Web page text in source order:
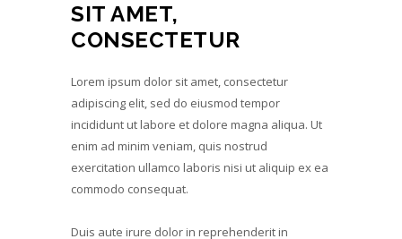
SIT AMET,
CONSECTETUR
Lorem ipsum dolor sit amet, consectetur
adipiscing elit, sed do eiusmod tempor
incididunt ut labore et dolore magna aliqua. Ut
enim ad minim veniam, quis nostrud
exercitation ullamco laboris nisi ut aliquip ex ea
commodo consequat.
Duis aute irure dolor in reprehenderit in